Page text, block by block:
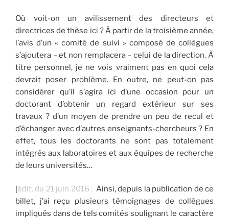
Où voit-on un avilissement des directeurs et
directrices de thèse ici ? À partir de la troisième année,
l’avis d’un « comité de suivi » composé de collègues
s’ajoutera – et non remplacera – celui de la direction. À
titre personnel, je ne vois vraiment pas en quoi cela
devrait poser problème. En outre, ne peut-on pas
considérer qu’il s’agira ici d’une occasion pour un
doctorant d’obtenir un regard extérieur sur ses
travaux ? d’un moyen de prendre un peu de recul et
d’échanger avec d’autres enseignants-chercheurs ? En
effet, tous les doctorants ne sont pas totalement
intégrés aux laboratoires et aux équipes de recherche
de leurs universités…
[édit. du 21 juin 2016 : Ainsi, depuis la publication de ce
billet, j’ai reçu plusieurs témoignages de collègues
impliqués dans de tels comités soulignant le caractère